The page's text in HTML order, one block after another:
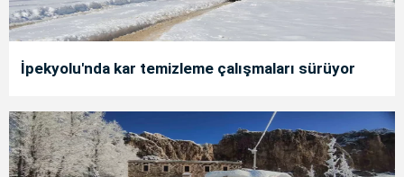
İpekyolu'nda kar temizleme çalışmaları sürüyor